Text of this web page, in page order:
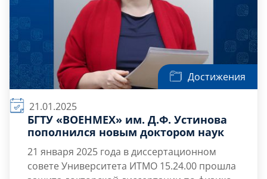
НИОКР
Достижения
21.01.2025
БГТУ «ВОЕНМЕХ» им. Д.Ф. Устинова
пополнился новым доктором наук
21 января 2025 года в диссертационном
совете Университета ИТМО 15.24.00 прошла